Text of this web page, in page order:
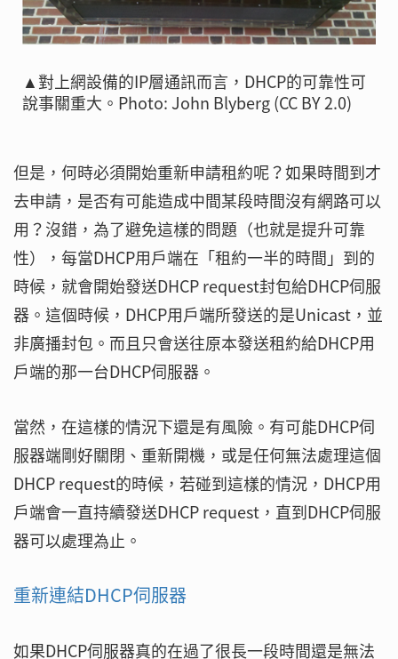
▲對上網設備的IP層通訊而言，DHCP的可靠性可
說事關重大。Photo: John Blyberg (CC BY 2.0)
但是，何時必須開始重新申請租約呢？如果時間到才
去申請，是否有可能造成中間某段時間沒有網路可以
用？沒錯，為了避免這樣的問題（也就是提升可靠
性），每當DHCP用戶端在「租約一半的時間」到的
時候，就會開始發送DHCP request封包給DHCP伺服
器。這個時候，DHCP用戶端所發送的是Unicast，並
非廣播封包。而且只會送往原本發送租約給DHCP用
戶端的那一台DHCP伺服器。
當然，在這樣的情況下還是有風險。有可能DHCP伺
服器端剛好關閉、重新開機，或是任何無法處理這個
DHCP request的時候，若碰到這樣的情況，DHCP用
戶端會一直持續發送DHCP request，直到DHCP伺服
器可以處理為止。
重新連結DHCP伺服器
如果DHCP伺服器真的在過了很長一段時間還是無法